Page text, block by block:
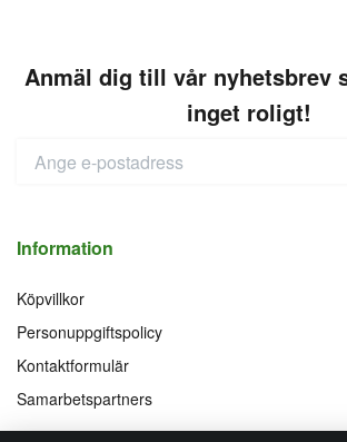
Anmäl dig till vår nyhetsbrev
inget roligt!
Information
Köpvillkor
Personuppgiftspolicy
Kontaktformulär
Samarbetspartners